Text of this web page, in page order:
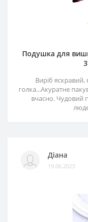
Подушка для
Виріб яскравий,
голка...Акуратне
вчасно. Чудовий
Діана
19.06.2023